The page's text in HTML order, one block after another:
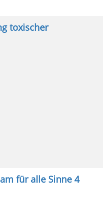
toxischer
für alle Sinne 4